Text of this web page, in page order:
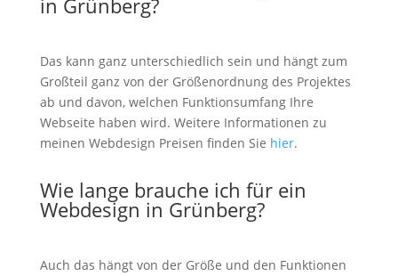
in Grünberg?
Das kann ganz unterschiedlich sein und hängt zum
Großteil ganz von der Größenordnung des Projektes
ab und davon, welchen Funktionsumfang Ihre
Webseite haben wird. Weitere Informationen zu
meinen Webdesign Preisen finden Sie hier.
Wie lange brauche ich für ein
Webdesign in Grünberg?
Auch das hängt von der Größe und den Funktionen